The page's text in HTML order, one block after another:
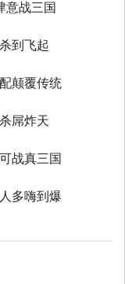
意战三国
到飞起
颠覆传统
屌炸天
战真三国
多嗨到爆